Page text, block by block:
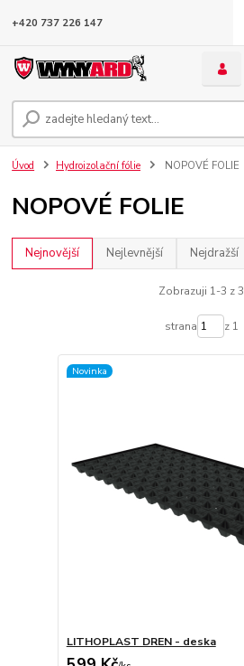
+420 737 226 147
Úvod Hydroizolační fólie NOPOVÉ FOLIE
NOPOVÉ FOLIE
Nejnovější Nejlevnější Nejdražší
Zobrazuji 1-3 z 3
strana z 1
Novinka
LITHOPLAST DREN - deska